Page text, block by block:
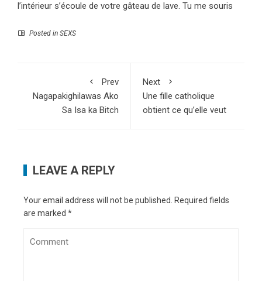
l’intérieur s’écoule de votre gâteau de lave. Tu me souris
Posted in SEXS
Prev
Nagapakighilawas Ako
Sa Isa ka Bitch
Next
Une fille catholique
obtient ce qu’elle veut
LEAVE A REPLY
Your email address will not be published. Required fields
are marked *